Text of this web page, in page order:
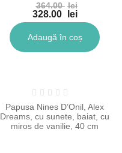
364.00 lei
Prețul
inițial
a
fost:
364.00 lei.
328.00
lei
Prețul
curent
este:
328.00 lei.
Adaugă în coș
Papusa Nines D’Onil, Alex
Dreams, cu sunete, baiat, cu
miros de vanilie, 40 cm